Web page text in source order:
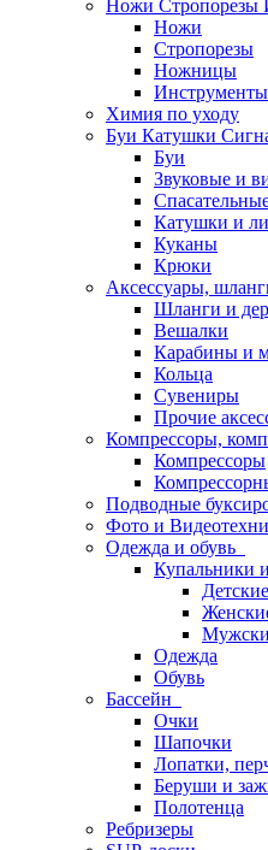
Ножи Стропорезы
Ножи
Стропорезы
Ножницы
Инструменты
Химия по уходу
Буи Катушки
Буи
Звуковые и
Катушки и
Куканы
Крюки
Аксессуары,
Шланги и
Вешалки
Карабины и
Кольца
Сувениры
Прочие
Компрессоры,
Компрессоры
Подводные
Фото и
Одежда и обувь
Купальники
Одежда
Обувь
Бассейн
Очки
Шапочки
Лопатки,
Беруши и
Полотенца
Ребризеры